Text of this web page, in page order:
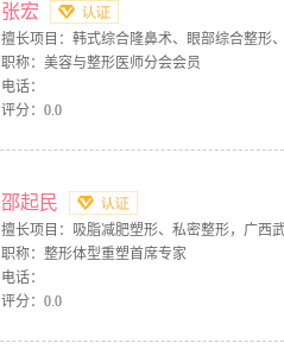
张宏
擅长项目：韩式综合隆鼻术、眼部综合整形
职称：美容与整形医师分会会员
电话：
评分：0.0
邵起民
擅长项目：吸脂减肥塑形、私密整形，广西
职称：整形体型重塑首席专家
电话：
评分：0.0